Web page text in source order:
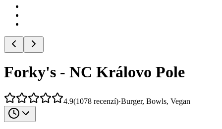
Forky's - NC Královo Pole
4.9(1078 recenzí)·Burger, Bowls, Vegan